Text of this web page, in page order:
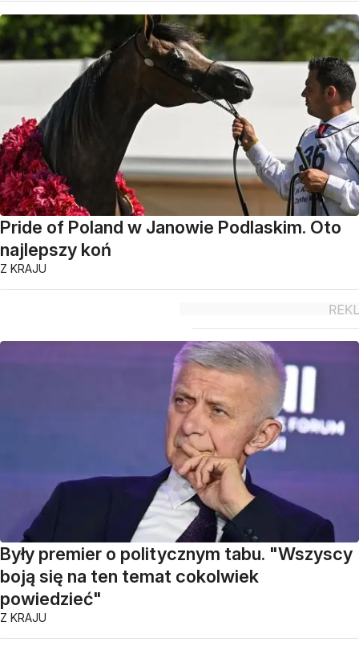
Pride of Poland w Janowie Podlaskim. Oto
najlepszy koń
Z KRAJU
Były premier o politycznym tabu. "Wszyscy
boją się na ten temat cokolwiek
powiedzieć"
Z KRAJU